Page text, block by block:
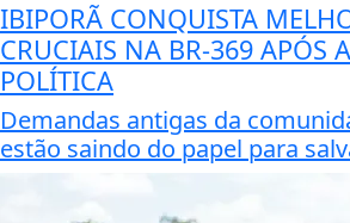
IBIPORÃ CONQUISTA
CRUCIAIS NA BR-369 APÓS
POLÍTICA
Demandas antigas da
estão saindo do papel para